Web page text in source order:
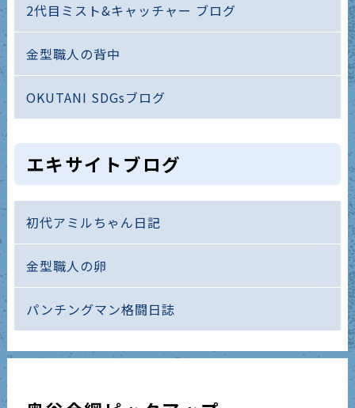
2代目ミスト&キャッチャー ブログ
金型職人の背中
OKUTANI SDGsブログ
エキサイトブログ
初代アミルちゃん日記
金型職人の卵
パンチングマン格闘日誌